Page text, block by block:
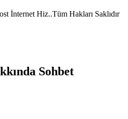
İnternet Hiz..Tüm Hakları Saklıdır
Sohbet